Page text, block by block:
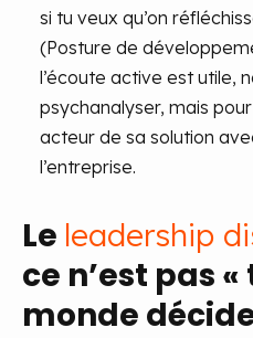
si tu veux qu’on
(Posture de
l’écoute active est utile,
psychanalyser, mais
acteur de sa solution
l’entreprise.
Le leadership
ce n’est pas
monde